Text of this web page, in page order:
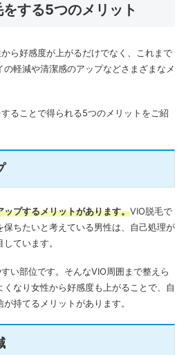
する5つのメリット
ら好感度が上がるだけでなく、これまで
軽減や清潔感のアップなどさまざまなメ
ることで得られる5つのメリットをご紹
ップするメリットがあります。VIO脱毛で
保ちたいと考えている男性は、自己処理が
ています。
い部位です。 そんなVIO周囲まで整えら
なり女性から好感度も上がることで、自
持てるメリットがあります。